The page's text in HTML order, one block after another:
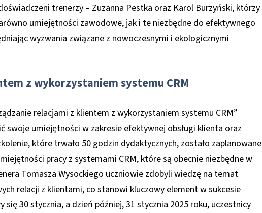
trenerzy – Zuzanna Pestka oraz Karol Burzyński, którzy
umiejętności zawodowe, jak i te niezbędne do efektywnego
wyzwania związane z nowoczesnymi i ekologicznymi
z wykorzystaniem systemu CRM
relacjami z klientem z wykorzystaniem systemu CRM”
swoje umiejętności w zakresie efektywnej obsługi klienta oraz
które trwało 50 godzin dydaktycznych, zostało zaplanowane
pracy z systemami CRM, które są obecnie niezbędne w
Tomasza Wysockiego uczniowie zdobyli wiedzę na temat
relacji z klientami, co stanowi kluczowy element w sukcesie
się 30 stycznia, a dzień później, 31 stycznia 2025 roku, uczestnicy